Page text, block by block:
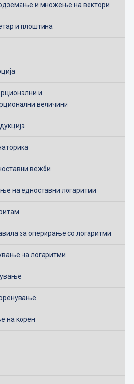
и множење на вектори
и плоштина
и
величини
вежби
на едноставни логаритми
за оперирање со логаритми
на логаритми
на корен